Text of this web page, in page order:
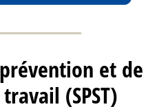
et de
(SPST)